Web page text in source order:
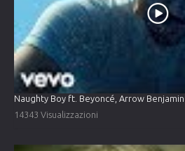
Naughty Boy ft. Beyoncé, Arrow Benjamin
14343 Visualizzazioni